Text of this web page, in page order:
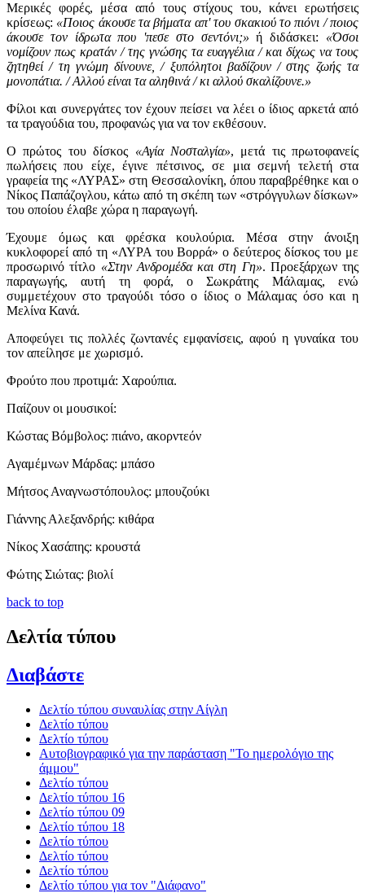
Μερικές φορές, μέσα από τους στίχους του, κάνει ερωτήσεις
κρίσεως: «Ποιος άκουσε τα βήματα απ' του σκακιού το πιόνι / ποιος
άκουσε τον ίδρωτα που 'πεσε στο σεντόνι;» ή διδάσκει: «Όσοι
νομίζουν πως κρατάν / της γνώσης τα ευαγγέλια / και δίχως να τους
ζητηθεί / τη γνώμη δίνουνε, / ξυπόλητοι βαδίζουν / στης ζωής τα
μονοπάτια. / Αλλού είναι τα αληθινά / κι αλλού σκαλίζουνε.»
Φίλοι και συνεργάτες τον έχουν πείσει να λέει ο ίδιος αρκετά από
τα τραγούδια του, προφανώς για να τον εκθέσουν.
Ο πρώτος του δίσκος «Αγία Νοσταλγία», μετά τις πρωτοφανείς
πωλήσεις που είχε, έγινε πέτσινος, σε μια σεμνή τελετή στα
γραφεία της «ΛΥΡΑΣ» στη Θεσσαλονίκη, όπου παραβρέθηκε και ο
Νίκος Παπάζογλου, κάτω από τη σκέπη των «στρόγγυλων δίσκων»
του οποίου έλαβε χώρα η παραγωγή.
Έχουμε όμως και φρέσκα κουλούρια. Μέσα στην άνοιξη
κυκλοφορεί από τη «ΛΥΡΑ του Βορρά» ο δεύτερος δίσκος του με
προσωρινό τίτλο «Στην Ανδρομέδα και στη Γη». Προεξάρχων της
παραγωγής, αυτή τη φορά, ο Σωκράτης Μάλαμας, ενώ
συμμετέχουν στο τραγούδι τόσο ο ίδιος ο Μάλαμας όσο και η
Μελίνα Κανά.
Αποφεύγει τις πολλές ζωντανές εμφανίσεις, αφού η γυναίκα του
τον απείλησε με χωρισμό.
Φρούτο που προτιμά: Χαρούπια.
Παίζουν οι μουσικοί:
Κώστας Βόμβολος: πιάνο, ακορντεόν
Αγαμέμνων Μάρδας: μπάσο
Μήτσος Αναγνωστόπουλος: μπουζούκι
Γιάννης Αλεξανδρής: κιθάρα
Νίκος Χασάπης: κρουστά
Φώτης Σιώτας: βιολί
back to top
Δελτία τύπου
Διαβάστε
Δελτίο τύπου συναυλίας στην Αίγλη
Δελτίο τύπου
Δελτίο τύπου
Αυτοβιογραφικό για την παράσταση "Το ημερολόγιο της
άμμου"
Δελτίο τύπου
Δελτίο τύπου 16
Δελτίο τύπου 09
Δελτίο τύπου 18
Δελτίο τύπου
Δελτίο τύπου
Δελτίο τύπου
Δελτίο τύπου για τον "Διάφανο"